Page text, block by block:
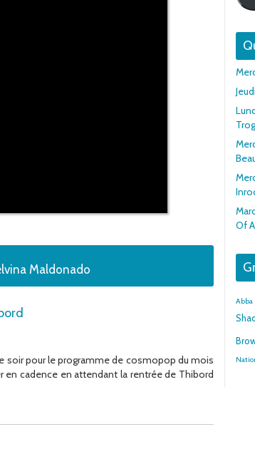
Maldonado
soir pour le programme de cosmopop du mois
en cadence en attendant la rentrée de Thibord
Of
Abba